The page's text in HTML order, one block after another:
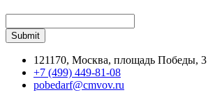
121170, Москва, площадь Победы, 3
+7 (499) 449-81-08
pobedarf@cmvov.ru